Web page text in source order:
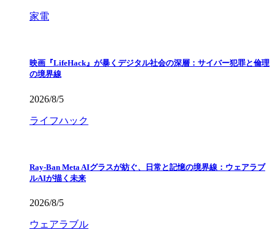
家電
映画『LifeHack』が暴くデジタル社会の深層：サイバー犯罪と倫理
の境界線
2026/8/5
ライフハック
Ray-Ban Meta AIグラスが紡ぐ、日常と記憶の境界線：ウェアラブ
ルAIが描く未来
2026/8/5
ウェアラブル